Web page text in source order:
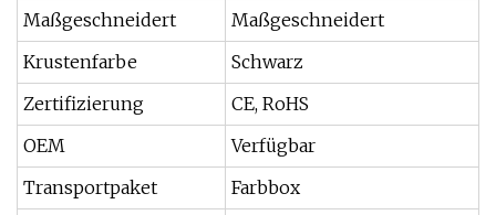
Maßgeschneidert
Maßgeschneidert
Krustenfarbe
Schwarz
Zertifizierung
CE, RoHS
OEM
Verfügbar
Transportpaket
Farbbox